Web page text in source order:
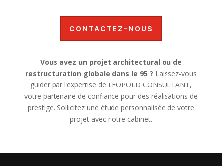
CONTACTEZ-NOUS
Vous avez un projet architectural ou de
restructuration globale dans le 95 ? Laissez-vous
guider par l’expertise de LEOPOLD CONSULTANT,
votre partenaire de confiance pour des réalisations de
prestige. Sollicitez une étude personnalisée de votre
projet avec notre cabinet.